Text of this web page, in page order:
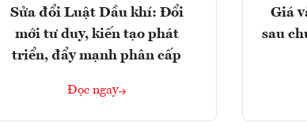
Sửa đổi Luật Dầu khí: Đổi
mới tư duy, kiến tạo phát
triển, đẩy mạnh phân cấp
Đọc ngay
Giá
sau